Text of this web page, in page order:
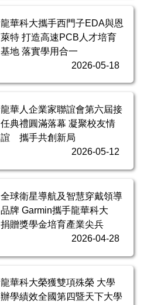
龍華科大攜手西門子EDA與恩
萊特 打造高速PCB人才培育
基地 落實學用合一
2026-05-18
龍華人企業家聯誼會第六屆接
任典禮圓滿落幕 凝聚校友情
誼 攜手共創新局
2026-05-12
全球衛星導航及智慧穿戴領導
品牌 Garmin攜手龍華科大
捐贈獎學金培育產業尖兵
2026-04-28
龍華科大榮獲雙項殊榮 大學
辦學績效全國第四暨天下大學